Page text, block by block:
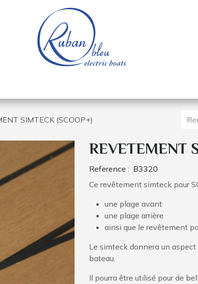
SIMTECK (SCOOP+)
REVETEMENT
Reference : B3320
Ce revêtement simteck pour
une plage avant
une plage arrière
ainsi que le revêtement
Le simteck donnera un
bateau.
Il pourra être utilisé pour de